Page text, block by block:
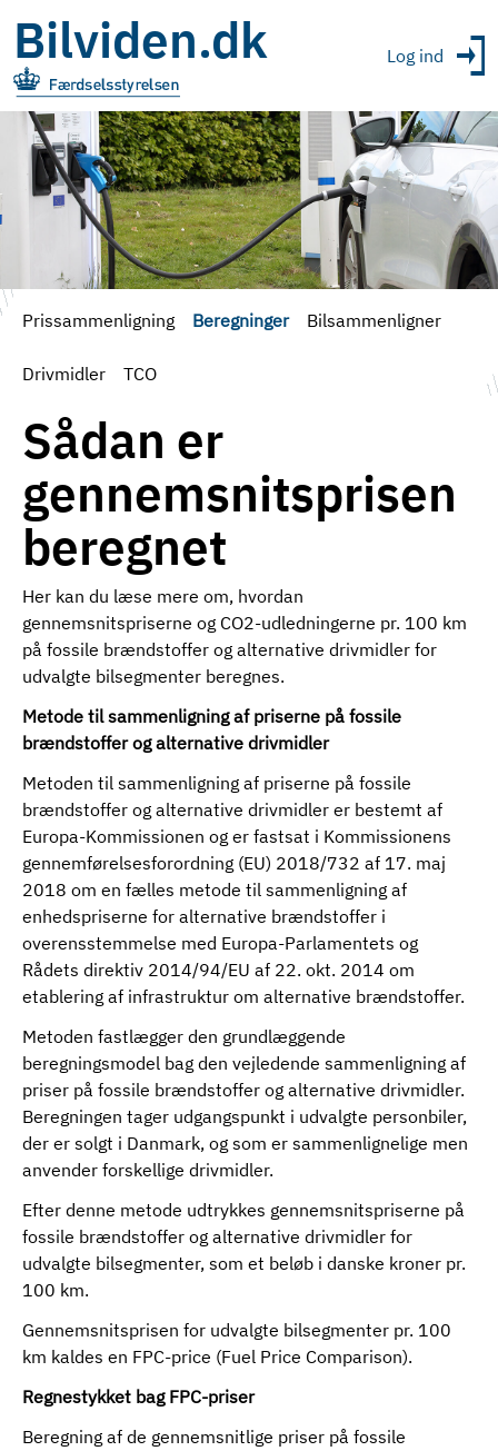
Bilviden.dk Log ind
Prissammenligning Beregninger Bilsammenligner
Drivmidler TCO
Sådan er
gennemsnitsprisen
beregnet
Her kan du læse mere om, hvordan
gennemsnitspriserne og CO2-udledningerne pr. 100 km
på fossile brændstoffer og alternative drivmidler for
udvalgte bilsegmenter beregnes.
Metode til sammenligning af priserne på fossile
brændstoffer og alternative drivmidler
Metoden til sammenligning af priserne på fossile
brændstoffer og alternative drivmidler er bestemt af
Europa-Kommissionen og er fastsat i Kommissionens
gennemførelsesforordning (EU) 2018/732 af 17. maj
2018 om en fælles metode til sammenligning af
enhedspriserne for alternative brændstoffer i
overensstemmelse med Europa-Parlamentets og
Rådets direktiv 2014/94/EU af 22. okt. 2014 om
etablering af infrastruktur om alternative brændstoffer.
Metoden fastlægger den grundlæggende
beregningsmodel bag den vejledende sammenligning af
priser på fossile brændstoffer og alternative drivmidler.
Beregningen tager udgangspunkt i udvalgte personbiler,
der er solgt i Danmark, og som er sammenlignelige men
anvender forskellige drivmidler.
Efter denne metode udtrykkes gennemsnitspriserne på
fossile brændstoffer og alternative drivmidler for
udvalgte bilsegmenter, som et beløb i danske kroner pr.
100 km.
Gennemsnitsprisen for udvalgte bilsegmenter pr. 100
km kaldes en FPC-price (Fuel Price Comparison).
Regnestykket bag FPC-priser
Beregning af de gennemsnitlige priser på fossile